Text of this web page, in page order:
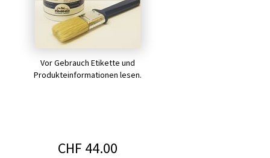
Vor Gebrauch Etikette und
Produkteinformationen lesen.
CHF 44.00